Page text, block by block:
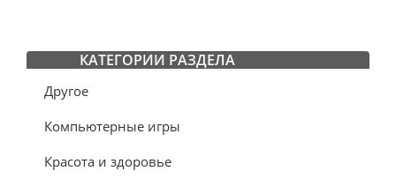
КАТЕГОРИИ РАЗДЕЛА
Другое
Компьютерные игры
Красота и здоровье